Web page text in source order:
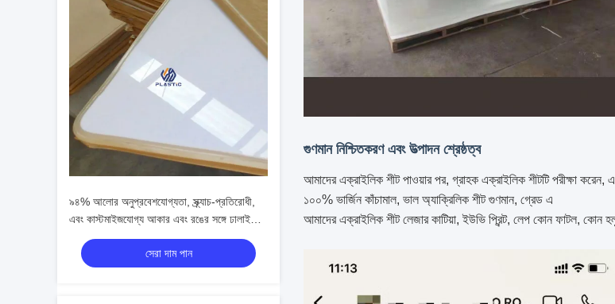
৯৪% আলোর অনুপ্রবেশযোগ্যতা, স্ক্র্যাচ-প্রতিরোধী,
এবং কাস্টমাইজযোগ্য আকার এবং রঙের সঙ্গে ঢালাই
এক্রাইলিক শীট
সেরা দাম পান
গুণমান নিশ্চিতকরণ এবং উত্পাদন শ্রেষ্ঠত্ব
আমাদের এক্রাইলিক শীট পাওয়ার পর, গ্রাহক এক্রাইলিক শীটটি পরীক্ষা
১০০% ভার্জিন কাঁচামাল, ভাল অ্যাক্রিলিক শীট গুণমান, গ্রেড এ
আমাদের এক্রাইলিক শীট লেজার কাটিয়া, ইউভি প্রিন্ট, লেপ কোন ফাটল, কোন